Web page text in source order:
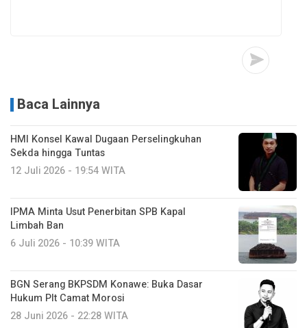
Baca Lainnya
HMI Konsel Kawal Dugaan Perselingkuhan
Sekda hingga Tuntas
12 Juli 2026 - 19:54 WITA
IPMA Minta Usut Penerbitan SPB Kapal
Limbah Ban
6 Juli 2026 - 10:39 WITA
BGN Serang BKPSDM Konawe: Buka Dasar
Hukum Plt Camat Morosi
28 Juni 2026 - 22:28 WITA